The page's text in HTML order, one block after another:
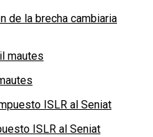
de la brecha cambiaria
ISLR al Seniat